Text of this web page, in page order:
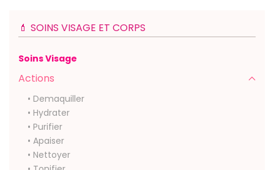
💄 SOINS VISAGE ET CORPS
Soins Visage
Actions
• Demaquiller
• Hydrater
• Purifier
• Apaiser
• Nettoyer